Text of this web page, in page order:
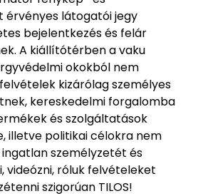
érvényes látogatói jegy
bejelentkezés és felár
A kiállítótérben a vaku
okokból nem
kizárólag személyes
kereskedelmi forgalomba
és szolgáltatások
illetve politikai célokra nem
személyzetét és
videózni, róluk felvételeket
szigorúan TILOS!